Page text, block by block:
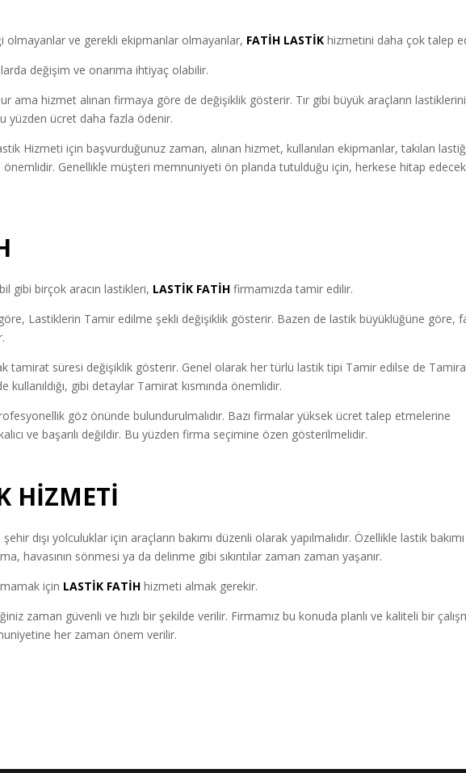
olmayanlar ve gerekli ekipmanlar olmayanlar, FATİH LASTİKhizmetini daha çok talep
değişim ve onarıma ihtiyaç olabilir.
ama hizmet alınan firmaya göre de değişiklik gösterir. Tır gibi büyük araçların
yüzden ücret daha fazla ödenir.
Hizmeti için başvurduğunuz zaman, alınan hizmet, kullanılan ekipmanlar, takılan
Genellikle müşteri memnuniyeti ön planda tutulduğu için, herkese hitap edecek
gibi birçok aracın lastikleri, LASTİK FATİH firmamızda tamir edilir.
Lastiklerin Tamir edilme şekli değişiklik gösterir. Bazen de lastik büyüklüğüne göre,
tamirat süresi değişiklik gösterir. Genel olarak her türlü lastik tipi Tamir edilse de
kullanıldığı, gibi detaylar Tamirat kısmında önemlidir.
göz önünde bulundurulmalıdır. Bazı firmalar yüksek ücret talep etmelerine
ve başarılı değildir. Bu yüzden firma seçimine özen gösterilmelidir.
HİZMETİ
dışı yolculuklar için araçların bakımı düzenli olarak yapılmalıdır. Özellikle lastik
havasının sönmesi ya da delinme gibi sıkıntılar zaman zaman yaşanır.
için LASTİK FATİH hizmeti almak gerekir.
zaman güvenli ve hızlı bir şekilde verilir. Firmamız bu konuda planlı ve kaliteli bir
her zaman önem verilir.